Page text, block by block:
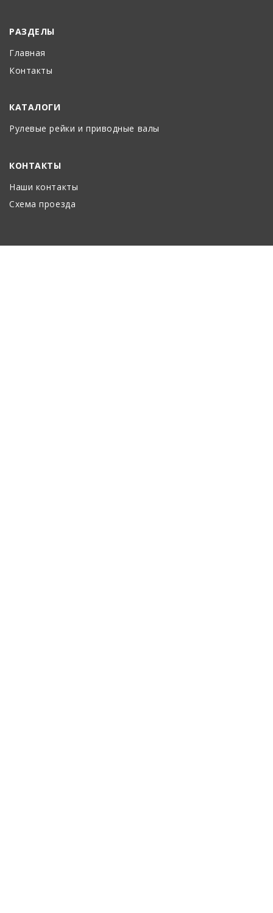
РАЗДЕЛЫ
Главная
Контакты
КАТАЛОГИ
Рулевые рейки и приводные валы
КОНТАКТЫ
Наши контакты
Схема проезда